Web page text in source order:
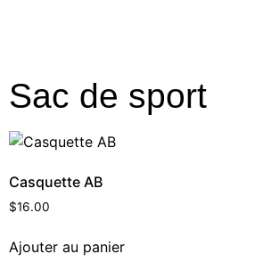
Sac de sport
Casquette AB
$16.00
Ajouter au panier